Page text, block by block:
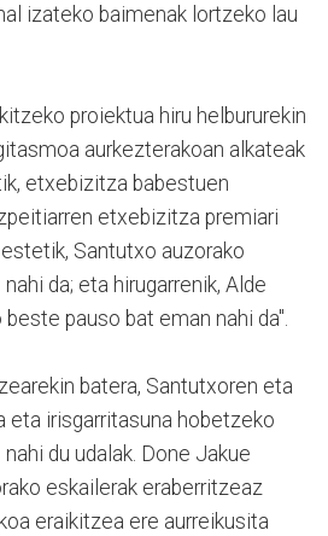
izateko baimenak lortzeko lau
proiektua hiru helbururekin
aurkezterakoan alkateak
etxebizitza babestuen
etxebizitza premiari
Santutxo auzorako
da; eta hirugarrenik, Alde
pauso bat eman nahi da".
batera, Santutxoren eta
eta irisgarritasuna hobetzeko
du udalak. Done Jakue
eskailerak eraberritzeaz
eraikitzea ere aurreikusita